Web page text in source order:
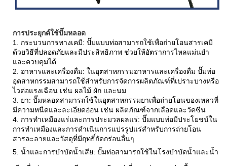
การประยุกต์ใช้ปั๊มหลอด
1. กระบวนการทางเคมี: ปั๊มแบบท่อสามารถใช้เพื่อถ่ายโอนสารเคมี
ด้วยวิธีที่ปลอดภัยและมีประสิทธิภาพ ช่วยให้อัตราการไหลแม่นยำ
และควบคุมได้
2. อาหารและเครื่องดื่ม: ในอุตสาหกรรมอาหารและเครื่องดื่ม ปั๊มท่อ
อุตสาหกรรมสามารถใช้สำหรับการจัดการผลิตภัณฑ์ที่เปราะบางหรือ
ไวต่อแรงเฉือน เช่น ผลไม้ ผัก และนม
3. ยา: ปั๊มหลอดสามารถใช้ในอุตสาหกรรมยาเพื่อถ่ายโอนของเหลวที่
มีความหนืดและละเอียดอ่อน เช่น ผลิตภัณฑ์จากเลือดและวัคซีน
4. การทำเหมืองแร่และการประมวลผลแร่: ปั๊มแบบท่อมีประโยชน์ใน
การทำเหมืองและการดำเนินการแปรรูปแร่สำหรับการถ่ายโอน
สารละลายและวัสดุที่มีฤทธิ์กัดกร่อนอื่นๆ
5. น้ำและการบำบัดน้ำเสีย: ปั๊มท่อสามารถใช้ในโรงบำบัดน้ำและน้ำ